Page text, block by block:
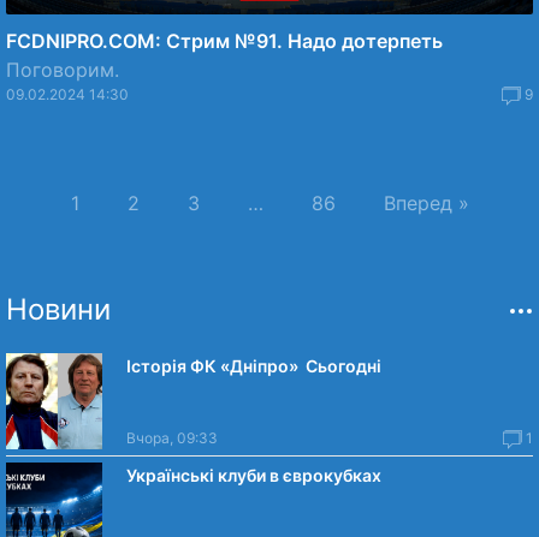
FCDNIPRO.COM: Стрим №91. Надо дотерпеть
Поговорим.
09.02.2024 14:30 9
1 2 3 … 86 Вперед »
Новини
Історія ФК «Дніпро» Сьогодні
Вчора, 09:33 1
Українські клуби в єврокубках